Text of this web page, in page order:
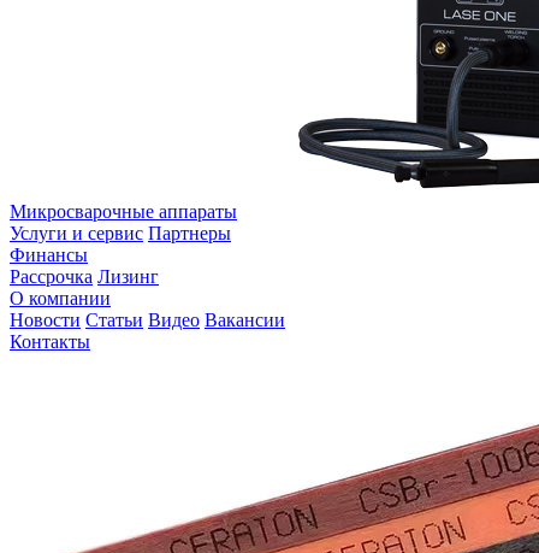
Микросварочные аппараты
Услуги и сервис Партнеры
Финансы
Рассрочка Лизинг
О компании
Новости Статьи Видео Вакансии
Контакты